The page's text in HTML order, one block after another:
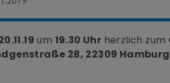
um 19.30 Uhr herzlich zum
28, 22309 Hamburg